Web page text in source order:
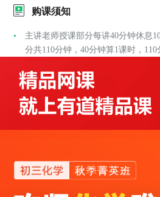
购课须知
主讲老师授课部分每讲40分钟休息
分共110分钟，40分钟算1课时，110